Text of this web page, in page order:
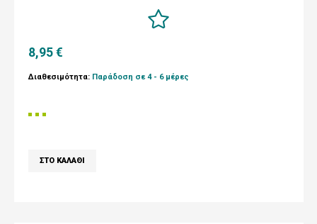
8,95 €
Διαθεσιμότητα: Παράδοση σε 4 - 6 μέρες